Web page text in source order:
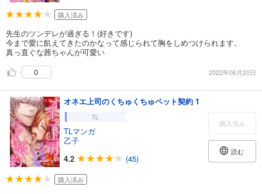
購入済み
先生のツンデレが過ぎる！(好きです)
今まで愛に飢えてきたのかなって感じられて胸をしめつけられます。
真っ直ぐな茜ちゃんが可愛い
0
2022年06月20日
オネエ上司のくちゅくちゅペット契約 1
TL
TLマンガ
乙子
4.2
(45)
購入済み
読む
購入済み